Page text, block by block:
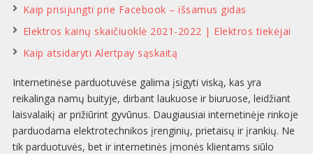
Kaip prisijungti prie Facebook – išsamus gidas
Elektros kainų skaičiuoklė 2021-2022 | Elektros tiekėjai
Kaip atsidaryti Alertpay sąskaitą
Internetinėse parduotuvėse galima įsigyti viską, kas yra
reikalinga namų buityje, dirbant laukuose ir biuruose, leidžiant
laisvalaikį ar prižiūrint gyvūnus. Daugiausiai internetinėje rinkoje
parduodama elektrotechnikos įrenginių, prietaisų ir įrankių. Ne
tik parduotuvės, bet ir internetinės įmonės klientams siūlo